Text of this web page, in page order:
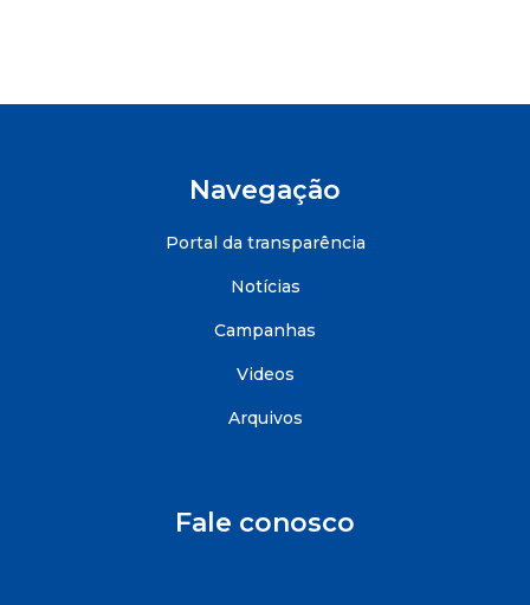
Navegação
Portal da transparência
Notícias
Campanhas
Videos
Arquivos
Fale conosco